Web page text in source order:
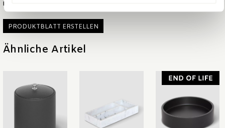
MEHR INFORMATIONEN
PRODUKTBLATT ERSTELLEN
Ähnliche Artikel